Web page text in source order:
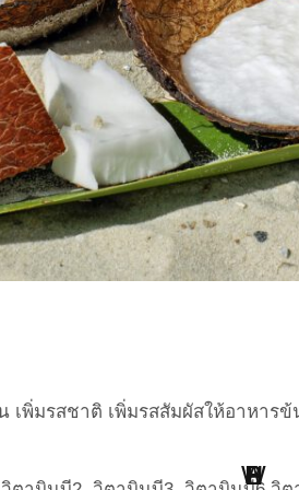
พิ่มรสชาติ เพิ่มรสสัมผัสให้อาหา
H
B
S
L
P
W